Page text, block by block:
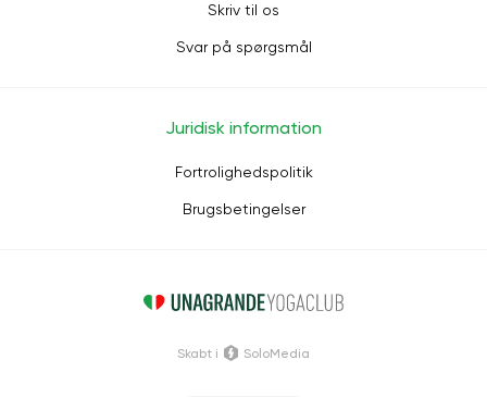
Skriv til os
Svar på spørgsmål
Juridisk information
Fortrolighedspolitik
Brugsbetingelser
Skabt i SoloMedia